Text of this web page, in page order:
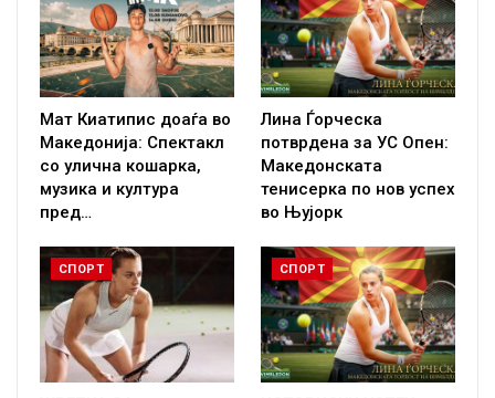
Мат Киатипис доаѓа во
Македонија: Спектакл
со улична кошарка,
музика и култура
пред…
Лина Ѓорческа
потврдена за УС Опен:
Македонската
тенисерка по нов успех
во Њујорк
СПОРТ СПОРТ